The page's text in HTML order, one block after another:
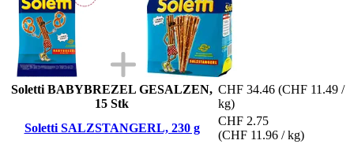
Soletti BABYBREZEL GESALZEN,
15 Stk
CHF 34.46 (CHF 11.49 /
kg)
Soletti SALZSTANGERL, 230 g
CHF 2.75
(CHF 11.96 / kg)